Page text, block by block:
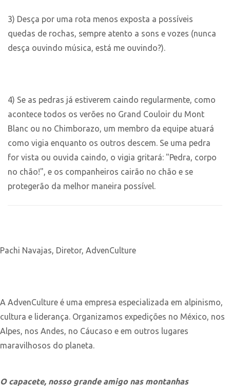
3) Desça por uma rota menos exposta a possíveis
quedas de rochas, sempre atento a sons e vozes (nunca
desça ouvindo música, está me ouvindo?).
4) Se as pedras já estiverem caindo regularmente, como
acontece todos os verões no Grand Couloir du Mont
Blanc ou no Chimborazo, um membro da equipe atuará
como vigia enquanto os outros descem. Se uma pedra
for vista ou ouvida caindo, o vigia gritará: "Pedra, corpo
no chão!", e os companheiros cairão no chão e se
protegerão da melhor maneira possível.
Pachi Navajas, Diretor, AdvenCulture
A AdvenCulture é uma empresa especializada em alpinismo,
cultura e liderança. Organizamos expedições no México, nos
Alpes, nos Andes, no Cáucaso e em outros lugares
maravilhosos do planeta.
O capacete, nosso grande amigo nas montanhas